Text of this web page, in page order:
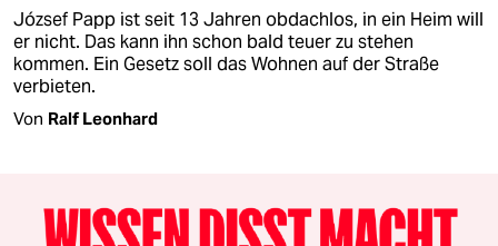
József Papp ist seit 13 Jahren obdachlos, in ein Heim will
er nicht. Das kann ihn schon bald teuer zu stehen
kommen. Ein Gesetz soll das Wohnen auf der Straße
verbieten.
Von Ralf Leonhard